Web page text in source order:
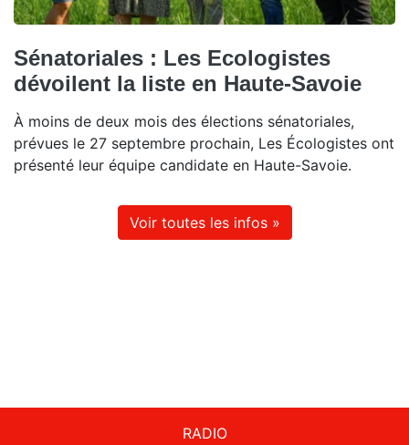
Sénatoriales : Les Ecologistes
dévoilent la liste en Haute-Savoie
À moins de deux mois des élections sénatoriales,
prévues le 27 septembre prochain, Les Écologistes ont
présenté leur équipe candidate en Haute-Savoie.
Voir toutes les infos »
RADIO